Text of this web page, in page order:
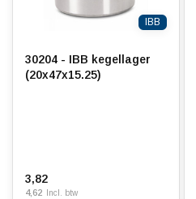
IBB
30204 - IBB kegellager
(20x47x15.25)
3,82
4,62 Incl. btw